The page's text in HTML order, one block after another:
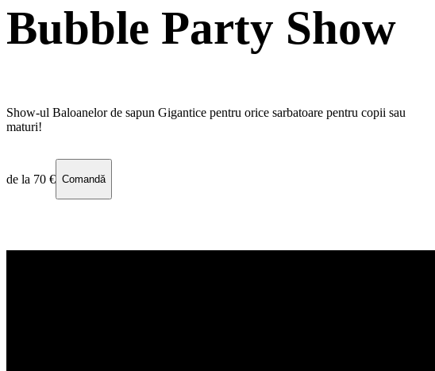
Bubble Party Show
Show-ul Baloanelor de sapun Gigantice pentru orice sarbatoare pentru copii sau
maturi!
de la 70 € Comandă